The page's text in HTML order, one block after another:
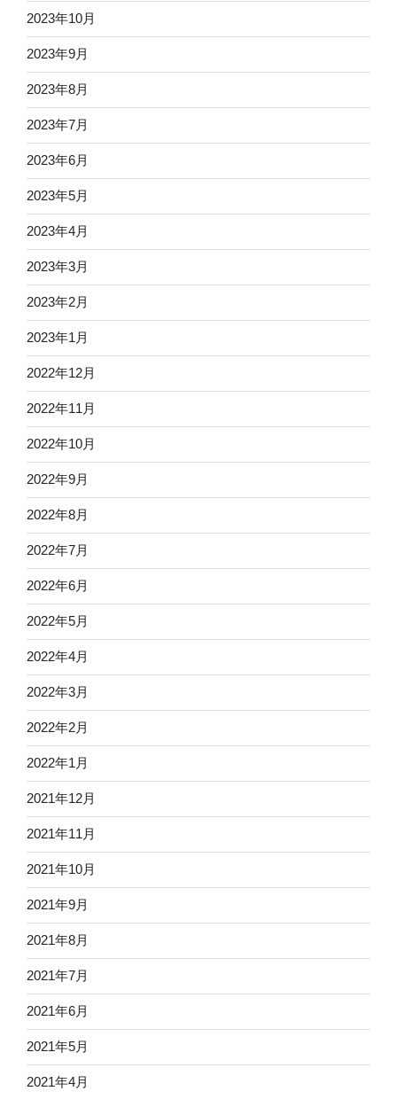
2023年10月
2023年9月
2023年8月
2023年7月
2023年6月
2023年5月
2023年4月
2023年3月
2023年2月
2023年1月
2022年12月
2022年11月
2022年10月
2022年9月
2022年8月
2022年7月
2022年6月
2022年5月
2022年4月
2022年3月
2022年2月
2022年1月
2021年12月
2021年11月
2021年10月
2021年9月
2021年8月
2021年7月
2021年6月
2021年5月
2021年4月